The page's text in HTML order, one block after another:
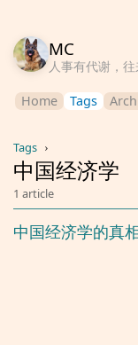
MC
人事有代谢，
Home Tags
Tags ›
中国经济学
1 article
中国经济学的真